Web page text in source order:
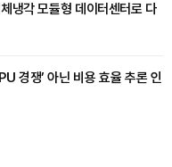
냉각 모듈형 데이터센터로 다
경쟁’ 아닌 비용 효율 추론 인